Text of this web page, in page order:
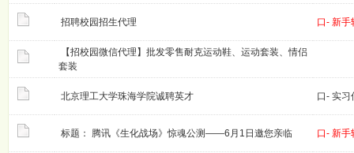
招聘校园招生代理 口- 新手
【招校园微信代理】批发零售耐克运动鞋、运动套装、情侣
套装
北京理工大学珠海学院诚聘英才 口- 实习
标题： 腾讯《生化战场》惊魂公测——6月1日邀您亲临 口- 新手